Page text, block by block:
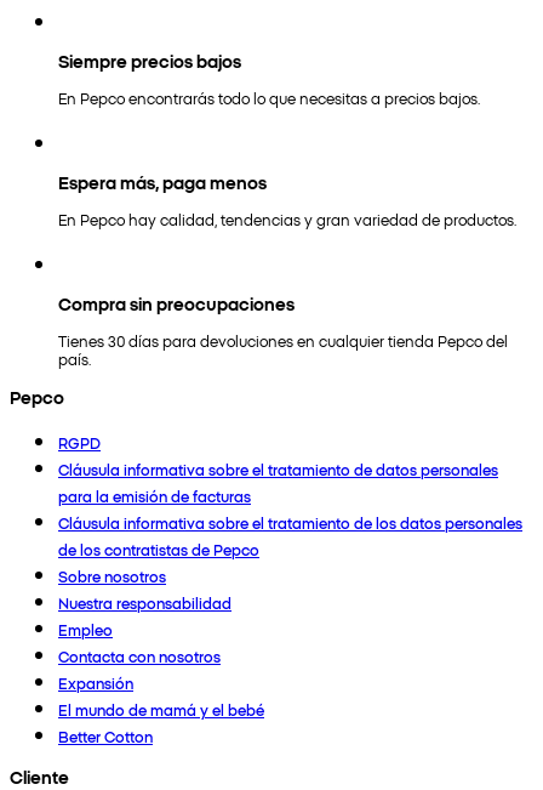
Siempre precios bajos
En Pepco encontrarás todo lo que necesitas a precios bajos.
Espera más, paga menos
En Pepco hay calidad, tendencias y gran variedad de productos.
Compra sin preocupaciones
Tienes 30 días para devoluciones en cualquier tienda Pepco del
país.
Pepco
RGPD
Cláusula informativa sobre el tratamiento de datos personales
para la emisión de facturas
Cláusula informativa sobre el tratamiento de los datos personales
de los contratistas de Pepco
Sobre nosotros
Nuestra responsabilidad
Empleo
Contacta con nosotros
Expansión
El mundo de mamá y el bebé
Better Cotton
Cliente